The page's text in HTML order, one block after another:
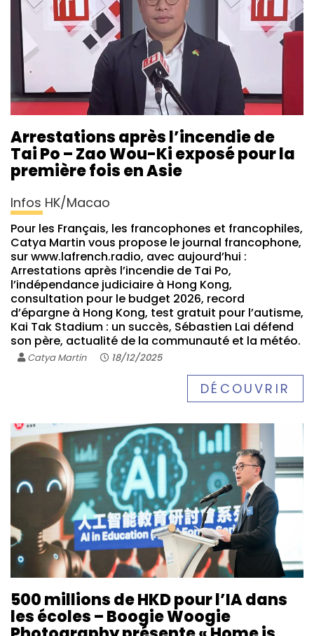
Arrestations après l’incendie de
Tai Po – Zao Wou-Ki exposé pour la
première fois en Asie
Infos HK/Macao
Pour les Français, les francophones et francophiles,
Catya Martin vous propose le journal francophone,
sur www.lafrench.radio, avec aujourd’hui :
Arrestations après l’incendie de Tai Po,
l’indépendance judiciaire à Hong Kong,
consultation pour le budget 2026, record
d’épargne à Hong Kong, test gratuit pour l’autisme,
Kai Tak Stadium : un succès, Sébastien Lai défend
son père, actualité de la communauté et la météo.
Catya Martin 18/12/2025
DÉCOUVRIR
500 millions de HKD pour l’IA dans
les écoles – Boogie Woogie